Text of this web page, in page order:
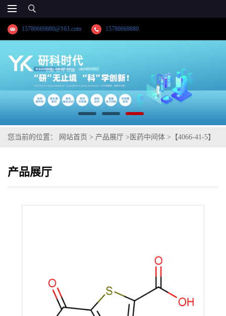
15780669880@163.com 15780669880
您当前的位置： 网站首页 > 产品展厅 > 医药中间体 > 【4066-41-5】
科时代科技-品质优选;精品试剂
产品展厅